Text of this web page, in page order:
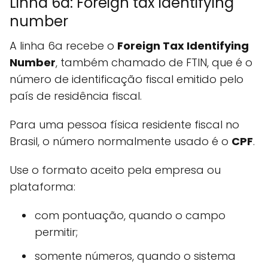
number
A linha 6a recebe o Foreign Tax Identifying
Number, também chamado de FTIN, que é o
número de identificação fiscal emitido pelo
país de residência fiscal.
Para uma pessoa física residente fiscal no
Brasil, o número normalmente usado é o CPF.
Use o formato aceito pela empresa ou
plataforma:
com pontuação, quando o campo
permitir;
somente números, quando o sistema